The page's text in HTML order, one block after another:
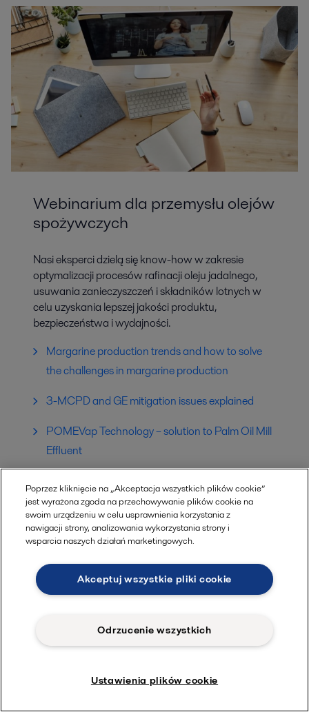
Webinarium dla przemysłu olejów
spożywczych
Nasi eksperci dzielą się know-how w zakresie
optymalizacji procesów rafinacji oleju jadalnego,
usuwania zanieczyszczeń i składników lotnych w
celu uzyskania lepszej jakości produktu,
bezpieczeństwa i wydajności.
Margarine production trends and how to solve
the challenges in margarine production
3-MCPD and GE mitigation issues explained
POMEVap Technology – solution to Palm Oil Mill
Effluent
Poprzez kliknięcie na „Akceptacja wszystkich plików cookie”
jest wyrażona zgoda na przechowywanie plików cookie na
swoim urządzeniu w celu usprawnienia korzystania z
nawigacji strony, analizowania wykorzystania strony i
wsparcia naszych działań marketingowych.
Akceptuj wszystkie pliki cookie
Odrzucenie wszystkich
Ustawienia plików cookie